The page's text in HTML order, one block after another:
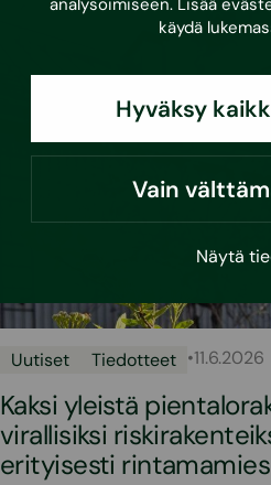
käydä
Hyväksy
Vain
Näytä
Uutiset Tiedotteet •11.6.2026
Kaksi yleistä
virallisiksi
erityisesti